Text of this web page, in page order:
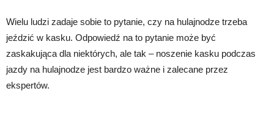
Wielu ludzi zadaje sobie to pytanie, czy na hulajnodze trzeba
jeździć w kasku. Odpowiedź na to pytanie może być
zaskakująca dla niektórych, ale tak – noszenie kasku podczas
jazdy na hulajnodze jest bardzo ważne i zalecane przez
ekspertów.